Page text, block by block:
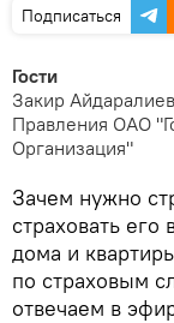
Подписаться
Гости
Закир
Правления ОАО
Организация"
Зачем нужно
страховать его
дома и
по страховым
отвечаем в